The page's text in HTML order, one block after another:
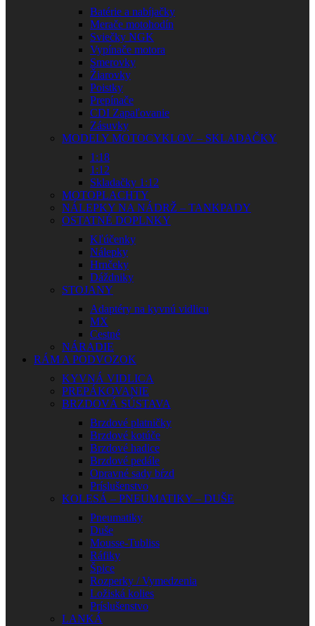
Batérie a nabíjačky
Merače motohodín
Sviečky NGK
Vypínače motora
Smerovky
Žiarovky
Poistky
Prepínače
CDI Zapaľovanie
Zásuvky
MODELY MOTOCYKLOV – SKLADAČKY
1:18
1:12
Skladačky 1:12
MOTOPLACHTY
NÁLEPKY NA NÁDRŽ – TANKPADY
OSTATNÉ DOPLNKY
Kľúčenky
Nálepky
Hrnčeky
Dáždniky
STOJANY
Adaptéry na kyvnú vidlicu
MX
Cestné
NÁRADIE
RÁM A PODVOZOK
KYVNÁ VIDLICA
PREPÁKOVANIE
BRZDOVÁ SÚSTAVA
Brzdové platničky
Brzdové kotúče
Brzdové hadice
Brzdové pedále
Opravné sady bŕzd
Príslušenstvo
KOLESÁ – PNEUMATIKY – DUŠE
Pneumatiky
Duše
Mousse-Tubliss
Ráfiky
Špice
Rozperky / Vymedzenia
Ložiská kolies
Príslušenstvo
LANKÁ